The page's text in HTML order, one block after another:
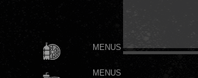
MENUS
MENUS